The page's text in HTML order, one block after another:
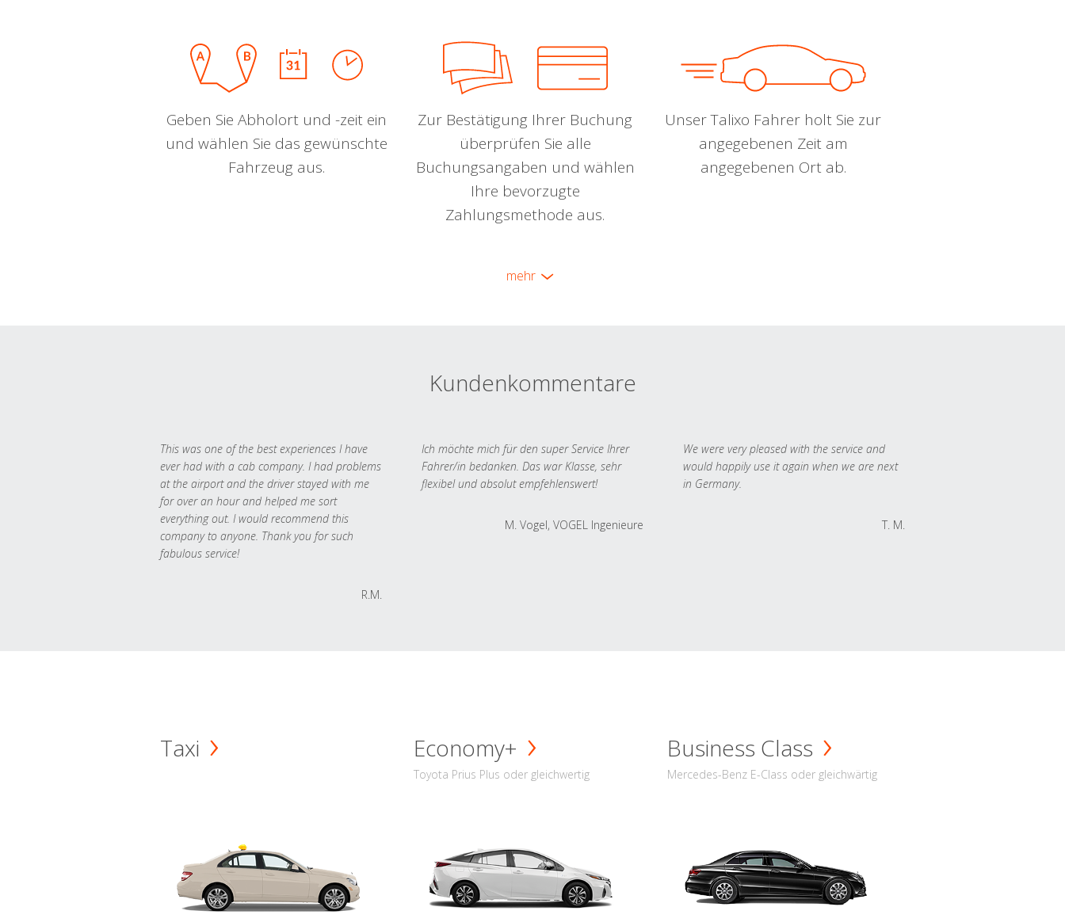
Geben Sie Abholort und -zeit ein
und wählen Sie das gewünschte
Fahrzeug aus.
Zur Bestätigung Ihrer Buchung
überprüfen Sie alle
Buchungsangaben und wählen
Ihre bevorzugte
Zahlungsmethode aus.
Unser Talixo Fahrer holt Sie zur
angegebenen Zeit am
angegebenen Ort ab.
mehr
Kundenkommentare
This was one of the best experiences I have
ever had with a cab company. I had problems
at the airport and the driver stayed with me
for over an hour and helped me sort
everything out. I would recommend this
company to anyone. Thank you for such
fabulous service!
R.M.
Ich möchte mich für den super Service Ihrer
Fahrer/in bedanken. Das war Klasse, sehr
flexibel und absolut empfehlenswert!
M. Vogel, VOGEL Ingenieure
We were very pleased with the service and
would happily use it again when we are next
in Germany.
T. M.
Taxi Economy+
Toyota Prius Plus oder gleichwertig
Business Class
Mercedes-Benz E-Class oder gleichwärtig